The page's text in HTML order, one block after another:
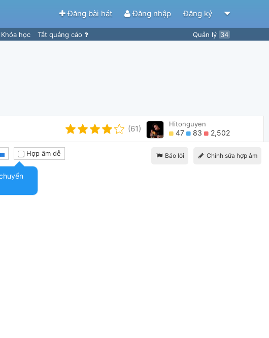
Đăng bài hát Đăng nhập Đăng ký
Khóa học Tắt quảng cáo Quản lý 34
(61)
Hitonguyen
47 83 2,502
Báo lỗi Chỉnh sửa hợp âm
Hợp âm dễ